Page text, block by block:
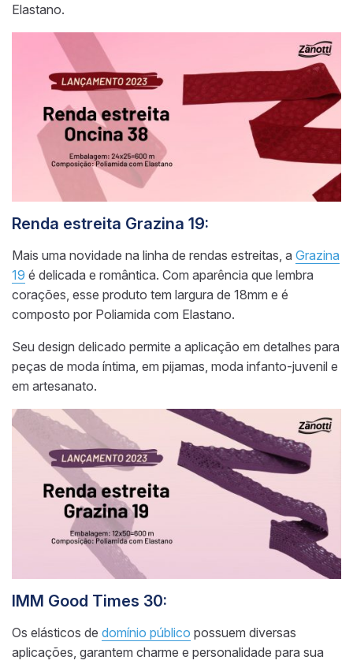
Elastano.
Renda estreita Grazina 19:
Mais uma novidade na linha de rendas estreitas, a Grazina
19 é delicada e romântica. Com aparência que lembra
corações, esse produto tem largura de 18mm e é
composto por Poliamida com Elastano.
Seu design delicado permite a aplicação em detalhes para
peças de moda íntima, em pijamas, moda infanto-juvenil e
em artesanato.
IMM Good Times 30:
Os elásticos de domínio público possuem diversas
aplicações, garantem charme e personalidade para sua